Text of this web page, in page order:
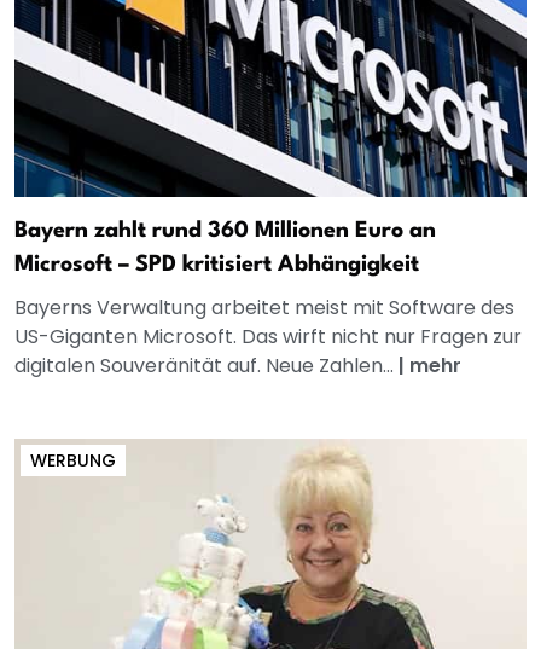
Bayern zahlt rund 360 Millionen Euro an
Microsoft – SPD kritisiert Abhängigkeit
Bayerns Verwaltung arbeitet meist mit Software des
US-Giganten Microsoft. Das wirft nicht nur Fragen zur
digitalen Souveränität auf. Neue Zahlen... | mehr
WERBUNG